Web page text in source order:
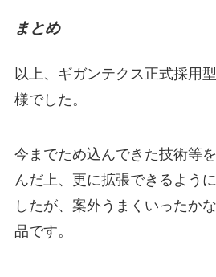
まとめ
以上、ギガンテクス正式採用
様でした。
今までため込んできた技術等
んだ上、更に拡張できるよう
したが、案外うまくいったか
品です。